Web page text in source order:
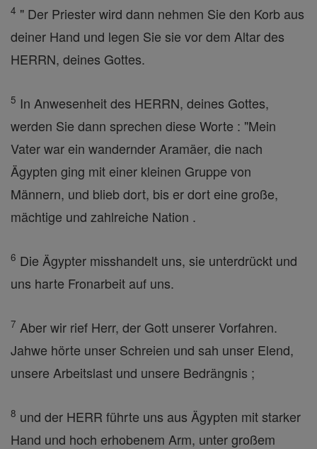
4 " Der Priester wird dann nehmen Sie den Korb aus
deiner Hand und legen Sie sie vor dem Altar des
HERRN, deines Gottes.
5 In Anwesenheit des HERRN, deines Gottes,
werden Sie dann sprechen diese Worte : "Mein
Vater war ein wandernder Aramäer, die nach
Ägypten ging mit einer kleinen Gruppe von
Männern, und blieb dort, bis er dort eine große,
mächtige und zahlreiche Nation .
6 Die Ägypter misshandelt uns, sie unterdrückt und
uns harte Fronarbeit auf uns.
7 Aber wir rief Herr, der Gott unserer Vorfahren.
Jahwe hörte unser Schreien und sah unser Elend,
unsere Arbeitslast und unsere Bedrängnis ;
8 und der HERR führte uns aus Ägypten mit starker
Hand und hoch erhobenem Arm, unter großem